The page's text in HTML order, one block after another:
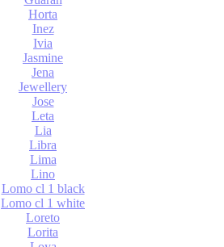
Horta
Inez
Ivia
Jasmine
Jena
Jewellery
Jose
Leta
Lia
Libra
Lima
Lino
Lomo cl 1 black
Lomo cl 1 white
Loreto
Lorita